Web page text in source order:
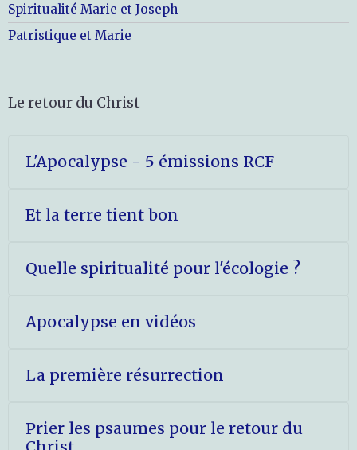
Spiritualité Marie et Joseph
Patristique et Marie
Le retour du Christ
L'Apocalypse - 5 émissions RCF
Et la terre tient bon
Quelle spiritualité pour l'écologie ?
Apocalypse en vidéos
La première résurrection
Prier les psaumes pour le retour du